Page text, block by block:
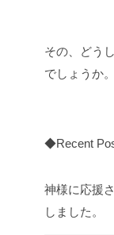
その、どう
でしょうか。
◆Recent
神様に応援
しました。